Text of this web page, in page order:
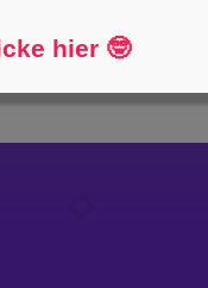
hier🤓